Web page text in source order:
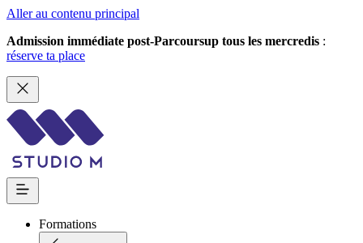
Aller au contenu principal
Admission immédiate post-Parcoursup tous les mercredis :
réserve ta place
Formations